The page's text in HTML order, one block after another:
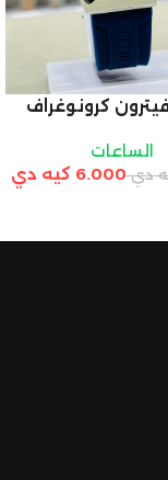
كرونوغراف
سيليكون
الساعات
دي6.000 كيه دي